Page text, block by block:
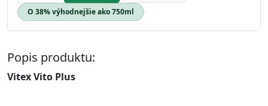
O 38% výhodnejšie ako 750ml
Popis produktu:
Vitex Vito Plus